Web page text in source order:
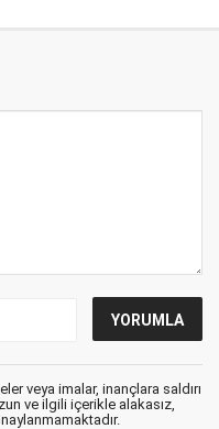
veya imalar, inançlara saldırı
ve ilgili içerikle alakasız,